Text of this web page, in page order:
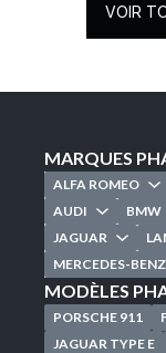
VOIR
MARQUES
ALFA ROMEO
AUDI
BMW
JAGUAR
MERCEDES-BENZ
MODÈLES
PORSCHE 911
JAGUAR TYPE E